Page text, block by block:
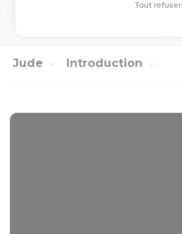
Jude Introduction
Tout refuser